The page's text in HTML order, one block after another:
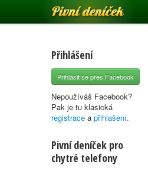
Pivní deníček
Přihlášení
Přihlásit se přes Facebook
Nepoužíváš Facebook?
Pak je tu klasická
registrace a přihlašení.
Pivní deníček pro
chytré telefony